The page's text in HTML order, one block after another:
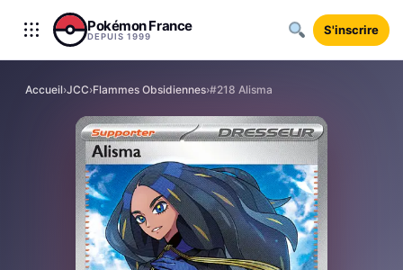
Aller au contenu
Pokémon France
DEPUIS 1999 S'inscrire
Accueil›JCC›Flammes Obsidiennes›#218 Alisma